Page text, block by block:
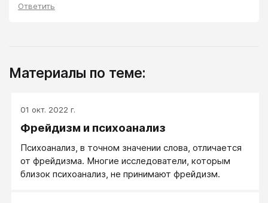
Ответить
Материалы по теме:
01 окт. 2022 г.
Фрейдизм и психоанализ
Психоанализ, в точном значении слова, отличается
от фрейдизма. Многие исследователи, которым
близок психоанализ, не принимают фрейдизм.